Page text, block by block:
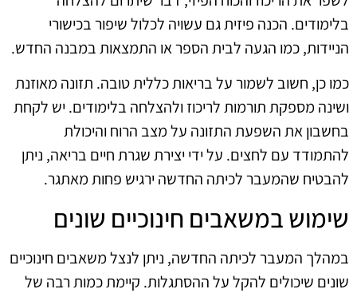
בלימודים. הכנה פיזית גם עשויה לכלול שיפור בכישורי
הניידות, כמו הגעה לבית הספר או התמצאות במבנה החדש.
כמו כן, חשוב לשמור על בריאות כללית טובה. תזונה מאוזנת
ושינה מספקת תורמות לריכוז ולהצלחה בלימודים. יש לקחת
בחשבון את השפעת התזונה על מצב הרוח והיכולת
להתמודד עם לחצים. על ידי יצירת שגרת חיים בריאה, ניתן
להבטיח שהמעבר לכיתה החדשה ירגיש פחות מאתגר.
שימוש במשאבים חינוכיים שונים
במהלך המעבר לכיתה החדשה, ניתן לנצל משאבים חינוכיים
שונים שיכולים להקל על ההסתגלות. קיימת כמות רבה של